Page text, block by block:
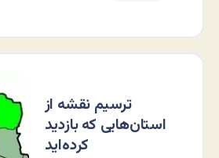
ترسیم نقشه از
استان‌هایی که بازدید
کرده‌اید